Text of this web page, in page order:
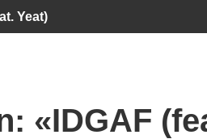
Yeat)
«IDGAF